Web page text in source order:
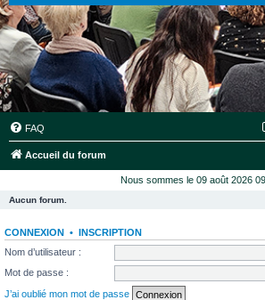
FAQ
Accueil du forum
Nous sommes le 09 août 2026
Aucun forum.
CONNEXION • INSCRIPTION
Nom d’utilisateur :
Mot de passe :
J’ai oublié mon mot de passe